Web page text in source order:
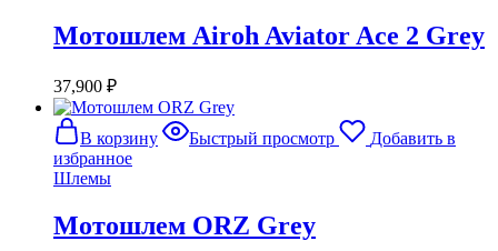
Мотошлем Airoh Aviator Ace 2 Grey
37,900 ₽
В корзину Быстрый просмотр
Добавить в
избранное
Шлемы
Мотошлем ORZ Grey